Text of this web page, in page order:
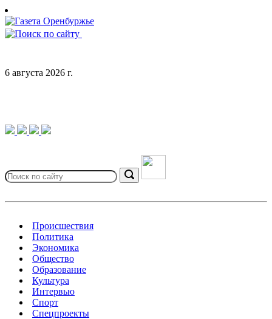
Skip
to
content
6 августа 2026 г.
for:
Search
Происшествия
Политика
Экономика
Общество
Образование
Культура
Интервью
Спорт
Спецпроекты